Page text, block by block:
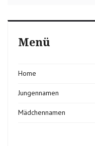
Menü
Home
Jungennamen
Mädchennamen